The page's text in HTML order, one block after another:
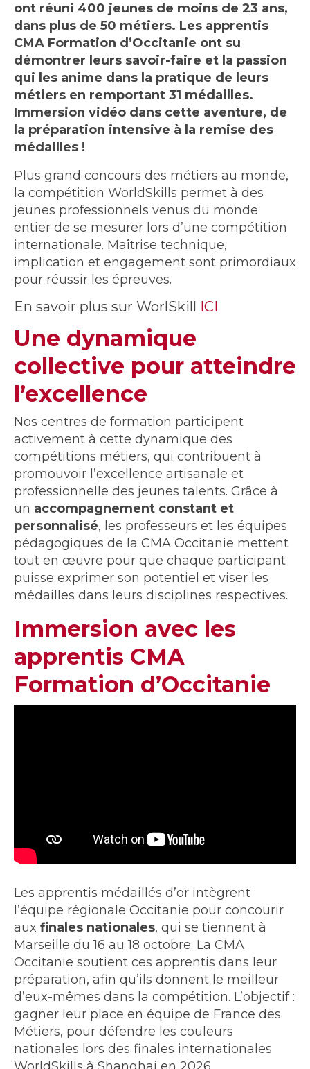
ont réuni 400 jeunes de moins de 23 ans,
dans plus de 50 métiers. Les apprentis
CMA Formation d’Occitanie ont su
démontrer leurs savoir-faire et la passion
qui les anime dans la pratique de leurs
métiers en remportant 31 médailles.
Immersion vidéo dans cette aventure, de
la préparation intensive à la remise des
médailles !
Plus grand concours des métiers au monde,
la compétition WorldSkills permet à des
jeunes professionnels venus du monde
entier de se mesurer lors d’une compétition
internationale. Maîtrise technique,
implication et engagement sont primordiaux
pour réussir les épreuves.
En savoir plus sur WorlSkill ICI
Une dynamique
collective pour atteindre
l’excellence
Nos centres de formation participent
activement à cette dynamique des
compétitions métiers, qui contribuent à
promouvoir l’excellence artisanale et
professionnelle des jeunes talents. Grâce à
un accompagnement constant et
personnalisé, les professeurs et les équipes
pédagogiques de la CMA Occitanie mettent
tout en œuvre pour que chaque participant
puisse exprimer son potentiel et viser les
médailles dans leurs disciplines respectives.
Immersion avec les
apprentis CMA
Formation d’Occitanie
Les apprentis médaillés d’or intègrent
l’équipe régionale Occitanie pour concourir
aux finales nationales, qui se tiennent à
Marseille du 16 au 18 octobre. La CMA
Occitanie soutient ces apprentis dans leur
préparation, afin qu’ils donnent le meilleur
d’eux-mêmes dans la compétition. L’objectif :
gagner leur place en équipe de France des
Métiers, pour défendre les couleurs
nationales lors des finales internationales